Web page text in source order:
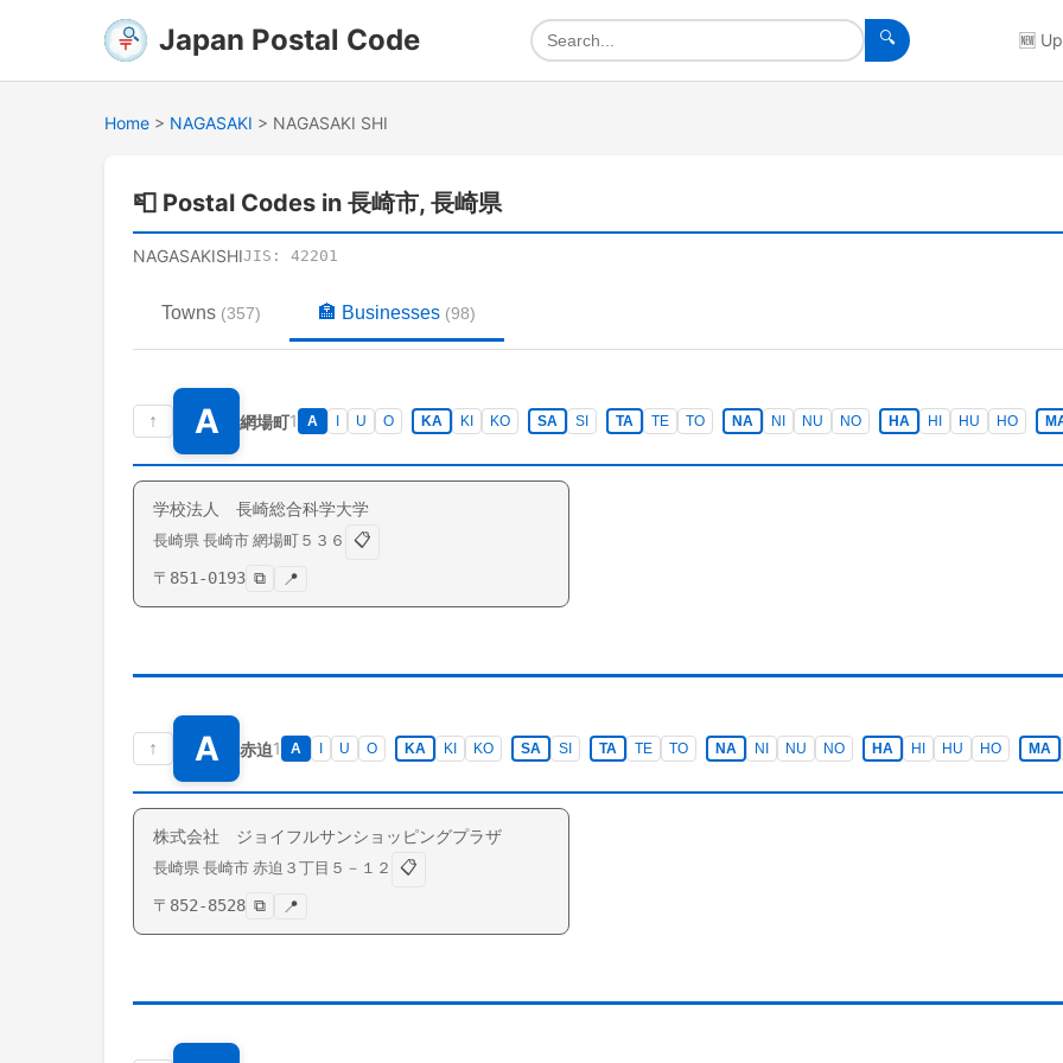
Japan Postal Code 🔍 🆕
Home > NAGASAKI > NAGASAKI SHI
📮 Postal Codes in 長崎市, 長崎県
NAGASAKISHIJIS: 42201
Towns (357) 🏣 Businesses (98)
↑ A 網場町1 A U O KA KI KO SA SI TA TE TO NA NI NU NO HA HI HU HO
学校法人 長崎総合科学大学
長崎県 長崎市 網場町 ５３６
📋
〒 851-0193 ⧉ 📍
↑ A 赤迫1 A U O KA KI KO SA SI TA TE TO NA NI NU NO HA HI HU HO MA
株式会社 ジョイフルサンショッピングプラザ
長崎県 長崎市 赤迫 ３丁目５－１２
📋
〒 852-8528 ⧉ 📍